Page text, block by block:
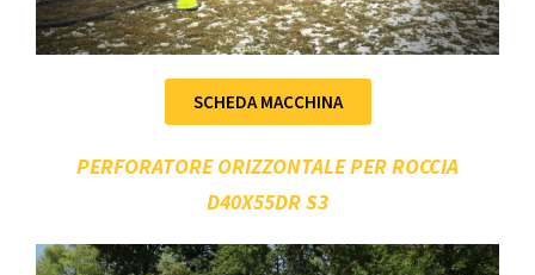
SCHEDA MACCHINA
PERFORATORE ORIZZONTALE PER ROCCIA
D40X55DR S3